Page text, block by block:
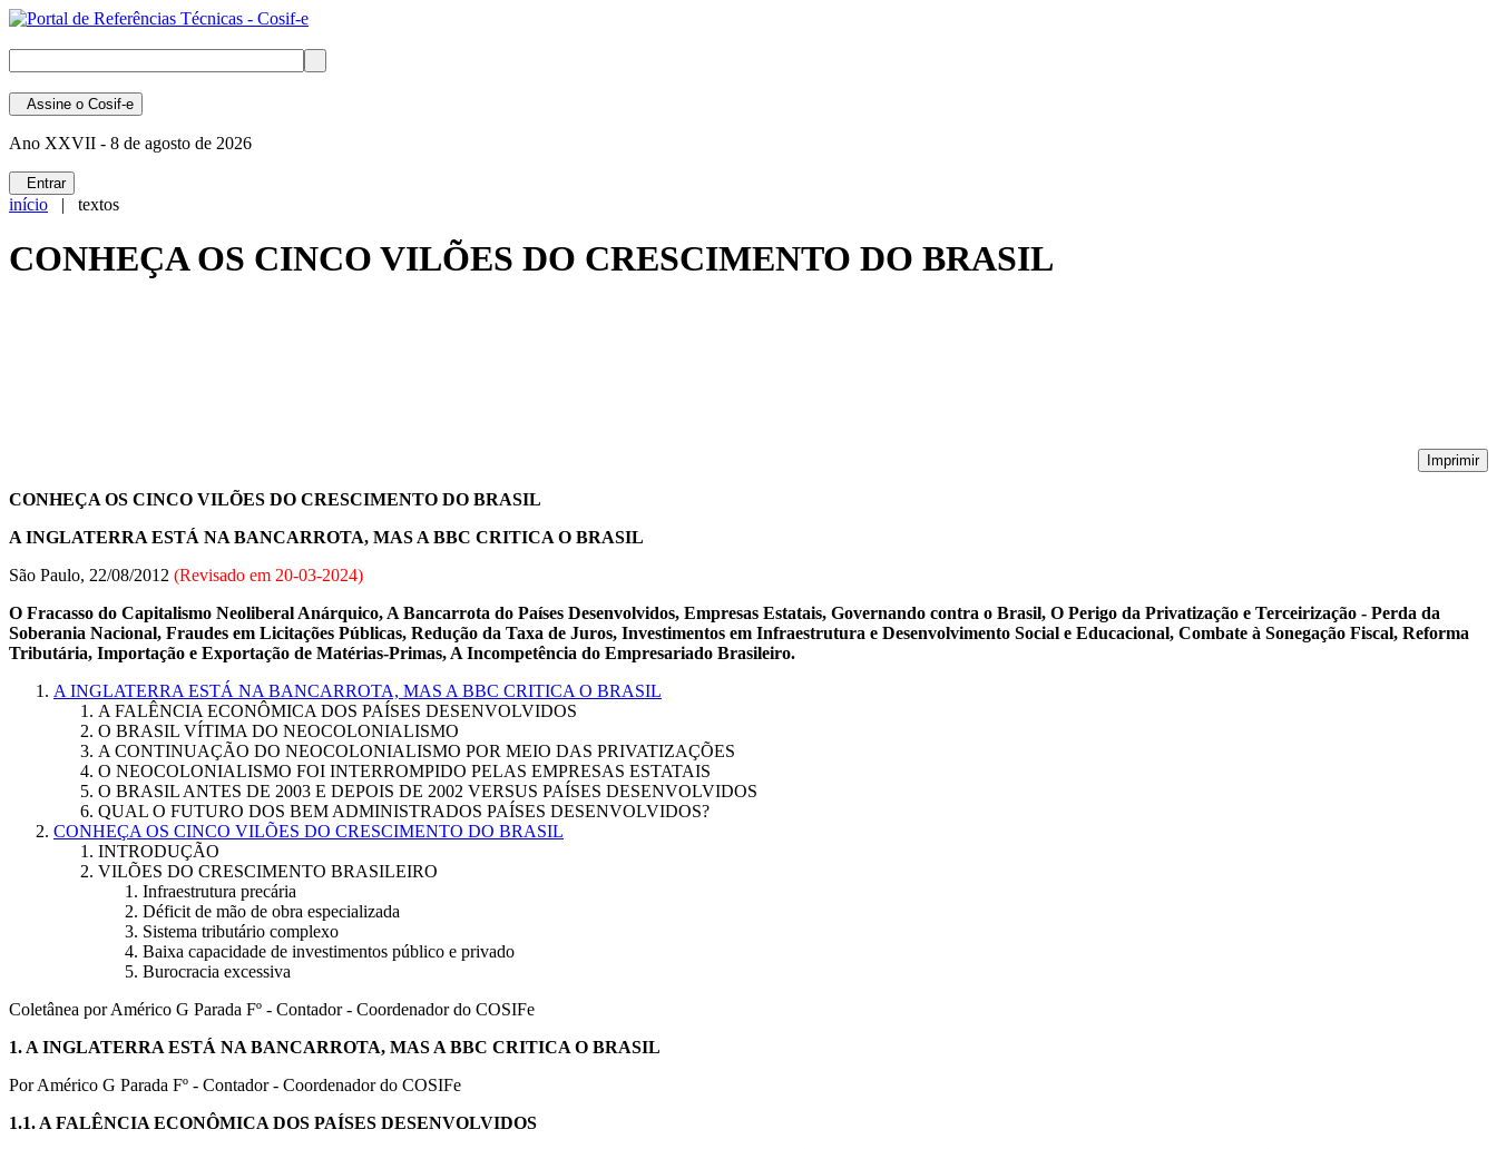
Assine o Cosif-e
Ano XXVII - 8 de agosto de 2026
Entrar
início | textos
CONHEÇA OS CINCO VILÕES DO CRESCIMENTO DO BRASIL
Imprimir
CONHEÇA OS CINCO VILÕES DO CRESCIMENTO DO BRASIL
A INGLATERRA ESTÁ NA BANCARROTA, MAS A BBC CRITICA O BRASIL
São Paulo, 22/08/2012 (Revisado em 20-03-2024)
O Fracasso do Capitalismo Neoliberal Anárquico, A Bancarrota do Países Desenvolvidos, Empresas Estatais, Governando contra o Brasil, O Perigo da Privatização e Terceirização - Perda da
Soberania Nacional, Fraudes em Licitações Públicas, Redução da Taxa de Juros, Investimentos em Infraestrutura e Desenvolvimento Social e Educacional, Combate à Sonegação Fiscal, Reforma
Tributária, Importação e Exportação de Matérias-Primas, A Incompetência do Empresariado Brasileiro.
A INGLATERRA ESTÁ NA BANCARROTA, MAS A BBC CRITICA O BRASIL
A FALÊNCIA ECONÔMICA DOS PAÍSES DESENVOLVIDOS
O BRASIL VÍTIMA DO NEOCOLONIALISMO
A CONTINUAÇÃO DO NEOCOLONIALISMO POR MEIO DAS PRIVATIZAÇÕES
O NEOCOLONIALISMO FOI INTERROMPIDO PELAS EMPRESAS ESTATAIS
O BRASIL ANTES DE 2003 E DEPOIS DE 2002 VERSUS PAÍSES DESENVOLVIDOS
QUAL O FUTURO DOS BEM ADMINISTRADOS PAÍSES DESENVOLVIDOS?
CONHEÇA OS CINCO VILÕES DO CRESCIMENTO DO BRASIL
INTRODUÇÃO
VILÕES DO CRESCIMENTO BRASILEIRO
Infraestrutura precária
Déficit de mão de obra especializada
Sistema tributário complexo
Baixa capacidade de investimentos público e privado
Burocracia excessiva
Coletânea por Américo G Parada Fº - Contador - Coordenador do COSIFe
1. A INGLATERRA ESTÁ NA BANCARROTA, MAS A BBC CRITICA O BRASIL
Por Américo G Parada Fº - Contador - Coordenador do COSIFe
1.1. A FALÊNCIA ECONÔMICA DOS PAÍSES DESENVOLVIDOS